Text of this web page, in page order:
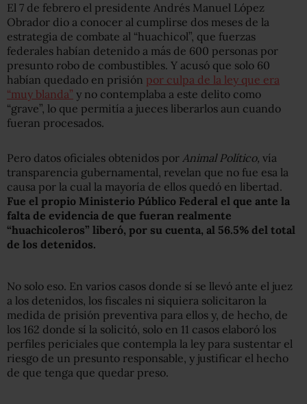
El 7 de febrero el presidente Andrés Manuel López
Obrador dio a conocer al cumplirse dos meses de la
estrategia de combate al “huachicol”, que fuerzas
federales habían detenido a más de 600 personas por
presunto robo de combustibles. Y acusó que solo 60
habían quedado en prisión por culpa de la ley que era
“muy blanda” y no contemplaba a este delito como
“grave”, lo que permitía a jueces liberarlos aun cuando
fueran procesados.
Pero datos oficiales obtenidos por Animal Político, vía
transparencia gubernamental, revelan que no fue esa la
causa por la cual la mayoría de ellos quedó en libertad.
Fue el propio Ministerio Público Federal el que ante la
falta de evidencia de que fueran realmente
“huachicoleros” liberó, por su cuenta, al 56.5% del total
de los detenidos.
No solo eso. En varios casos donde sí se llevó ante el juez
a los detenidos, los fiscales ni siquiera solicitaron la
medida de prisión preventiva para ellos y, de hecho, de
los 162 donde sí la solicitó, solo en 11 casos elaboró los
perfiles periciales que contempla la ley para sustentar el
riesgo de un presunto responsable, y justificar el hecho
de que tenga que quedar preso.